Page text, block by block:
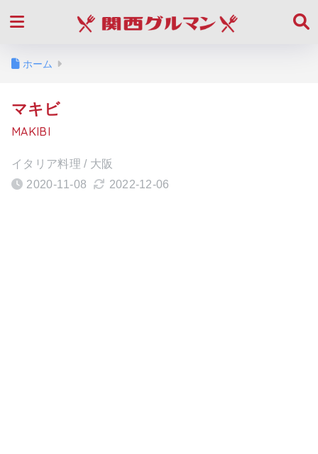
ホーム
マキビ
MAKIBI
イタリア料理 / 大阪
2020-11-08
2022-12-06